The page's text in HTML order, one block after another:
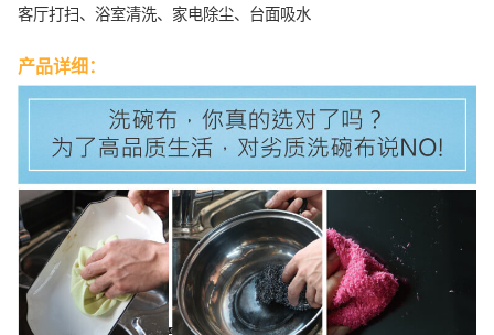
客厅打扫、浴室清洗、家电除尘、台面吸水
产品详细：